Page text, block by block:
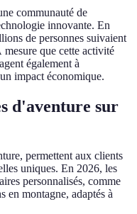
communauté de
innovante. En
de personnes suivaient
que cette activité
également à
impact économique.
d'aventure sur
permettent aux clients
uniques. En 2026, les
personnalisés, comme
en montagne, adaptés à